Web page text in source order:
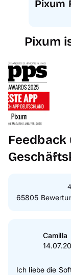
Pixum
Pixum
Feedback
65805
Sterne
Sterne
2 Sterne
Camilla
Ich liebe die